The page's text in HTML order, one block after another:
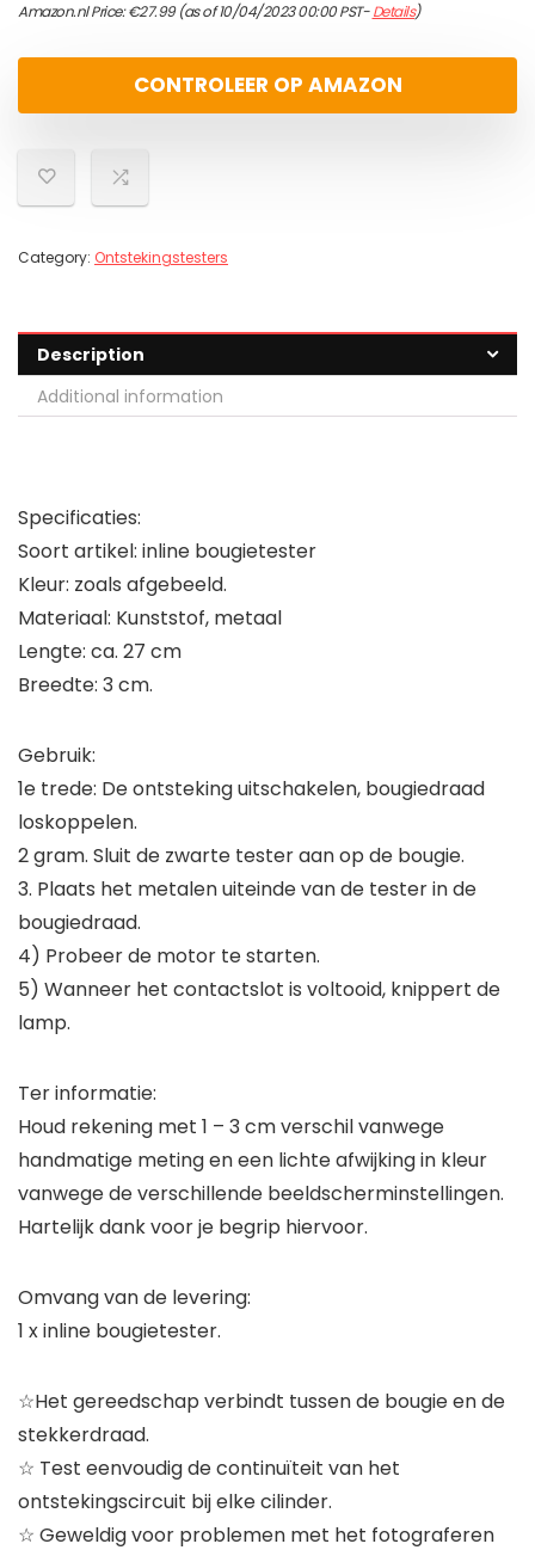
Amazon.nl Price:€27.99(as of 10/04/2023 00:00 PST-Details)
CONTROLEER OP AMAZON
Category: Ontstekingstesters
Description
Additional information
Specificaties:
Soort artikel: inline bougietester
Kleur: zoals afgebeeld.
Materiaal: Kunststof, metaal
Lengte: ca. 27 cm
Breedte: 3 cm.
Gebruik:
1e trede: De ontsteking uitschakelen, bougiedraad
loskoppelen.
2 gram. Sluit de zwarte tester aan op de bougie.
3. Plaats het metalen uiteinde van de tester in de
bougiedraad.
4) Probeer de motor te starten.
5) Wanneer het contactslot is voltooid, knippert de
lamp.
Ter informatie:
Houd rekening met 1 – 3 cm verschil vanwege
handmatige meting en een lichte afwijking in kleur
vanwege de verschillende beeldscherminstellingen.
Hartelijk dank voor je begrip hiervoor.
Omvang van de levering:
1 x inline bougietester.
☆Het gereedschap verbindt tussen de bougie en de
stekkerdraad.
☆ Test eenvoudig de continuïteit van het
ontstekingscircuit bij elke cilinder.
☆ Geweldig voor problemen met het fotograferen